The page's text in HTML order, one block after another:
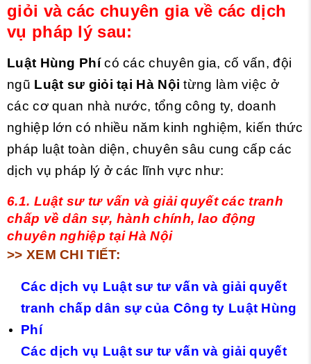
giỏi và các chuyên gia về các dịch
vụ pháp lý sau:
Luật Hùng Phícó các chuyên gia, cố vấn, đội
ngũ Luật sư giỏi tại Hà Nội từng làm việc ở
các cơ quan nhà nước, tổng công ty, doanh
nghiệp lớn có nhiều năm kinh nghiệm, kiến thức
pháp luật toàn diện, chuyên sâu cung cấp các
dịch vụ pháp lý ở các lĩnh vực như:
6.1. Luật sư tư vấn và giải quyết các tranh
chấp về dân sự, hành chính, lao động
chuyên nghiệp tại Hà Nội
>> XEM CHI TIẾT:
Các dịch vụ Luật sư tư vấn và giải quyết
tranh chấp dân sự của Công ty Luật Hùng
Phí
Các dịch vụ Luật sư tư vấn và giải quyết